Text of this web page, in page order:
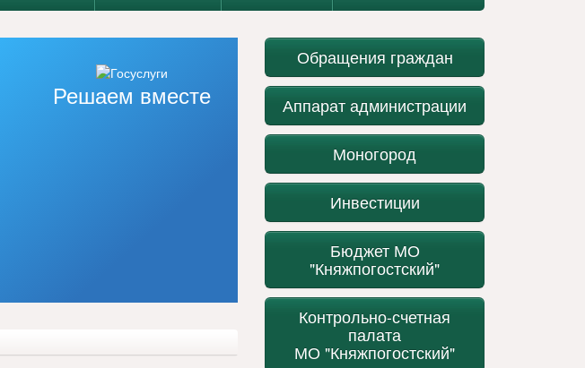
Решаем вместе
Обращения граждан
Аппарат администрации
Моногород
Инвестиции
Бюджет МО
"Княжпогостский"
Контрольно-счетная
палата
МО "Княжпогостский"